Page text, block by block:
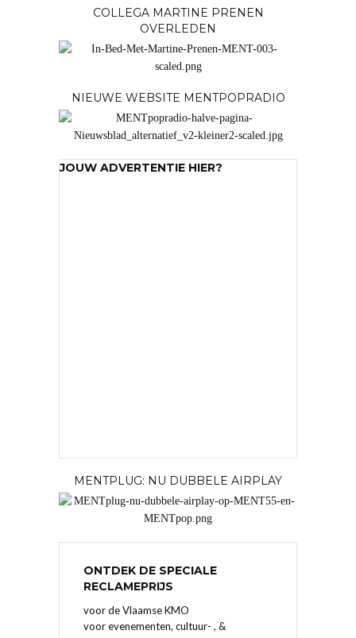
COLLEGA MARTINE PRENEN
OVERLEDEN
NIEUWE WEBSITE MENTPOPRADIO
JOUW ADVERTENTIE HIER?
MENTPLUG: NU DUBBELE AIRPLAY
ONTDEK DE SPECIALE
RECLAMEPRIJS
voor de Vlaamse KMO
voor evenementen, cultuur- , &